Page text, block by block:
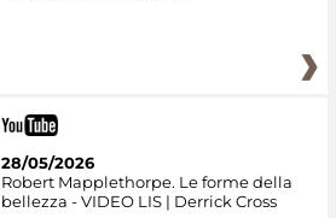
28/05/2026
Robert Mapplethorpe. Le forme della
bellezza - VIDEO LIS | Derrick Cross